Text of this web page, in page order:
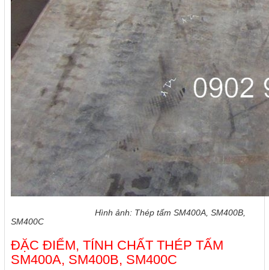
Hình ảnh: Thép tấm SM400A, SM400B,
SM400C
ĐẶC ĐIỂM, TÍNH CHẤT THÉP TẤM
SM400A, SM400B, SM400C